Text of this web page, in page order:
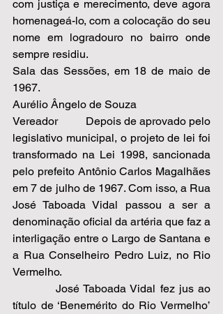
com justiça e merecimento, deve agora
homenageá-lo, com a colocação do seu
nome em logradouro no bairro onde
sempre residiu.
Sala das Sessões, em 18 de maio de
1967.
Aurélio Ângelo de Souza
Vereador          Depois de aprovado pelo
legislativo municipal, o projeto de lei foi
transformado na Lei 1998, sancionada
pelo prefeito Antônio Carlos Magalhães
em 7 de julho de 1967. Com isso, a Rua
José Taboada Vidal passou a ser a
denominação oficial da artéria que faz a
interligação entre o Largo de Santana e
a Rua Conselheiro Pedro Luiz, no Rio
Vermelho.
título de ‘Benemérito do Rio Vermelho’